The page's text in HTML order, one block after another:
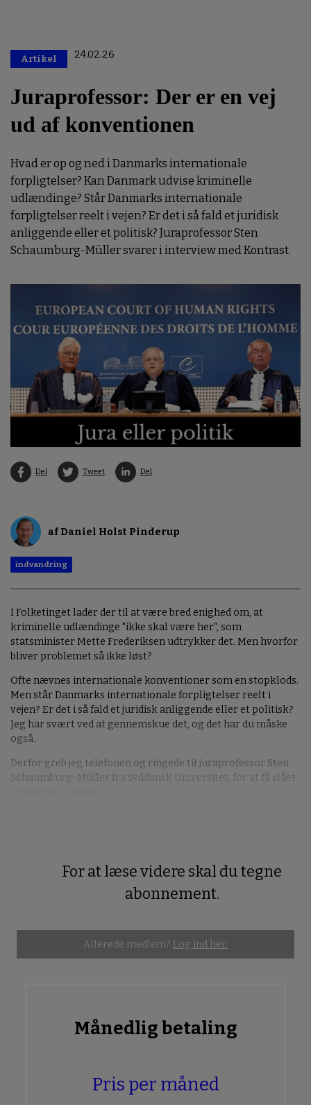
Artikel 24.02.26
Juraprofessor: Der er en vej
ud af konventionen
Hvad er op og ned i Danmarks internationale
forpligtelser? Kan Danmark udvise kriminelle
udlændinge? Står Danmarks internationale
forpligtelser reelt i vejen? Er det i så fald et juridisk
anliggende eller et politisk? Juraprofessor Sten
Schaumburg-Müller svarer i interview med Kontrast.
Del Tweet Del
af Daniel Holst Pinderup
indvandring
I Folketinget lader der til at være bred enighed om, at
kriminelle udlændinge "ikke skal være her", som
statsminister Mette Frederiksen udtrykker det. Men hvorfor
bliver problemet så ikke løst?
Ofte nævnes internationale konventioner som en stopklods.
Men står Danmarks internationale forpligtelser reelt i
vejen? Er det i så fald et juridisk anliggende eller et politisk?
Jeg har svært ved at gennemskue det, og det har du måske
også.
Derfor greb jeg telefonen og ringede til juraprofessor Sten
Schaumburg-Müller fra Syddansk Universitet, for at få slået
For at læse videre skal du tegne
abonnement.
Allerede medlem? Log ind her.
Månedlig betaling
Pris per måned